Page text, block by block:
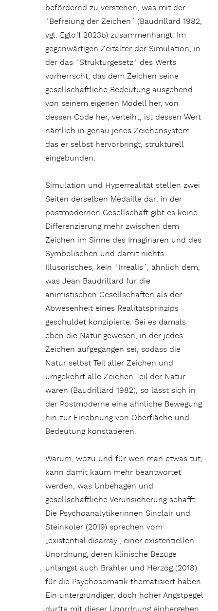
befördernd zu verstehen, was mit der
´Befreiung der Zeichen´ (Baudrillard 1982,
vgl. Egloff 2023b) zusammenhängt. Im
gegenwärtigen Zeitalter der Simulation, in
der das ´Strukturgesetz´ des Werts
vorherrscht, das dem Zeichen seine
gesellschaftliche Bedeutung ausgehend
von seinem eigenen Modell her, von
dessen Code her, verleiht, ist dessen Wert
nämlich in genau jenes Zeichensystem,
das er selbst hervorbringt, strukturell
eingebunden.
Simulation und Hyperrealität stellen zwei
Seiten derselben Medaille dar: in der
postmodernen Gesellschaft gibt es keine
Differenzierung mehr zwischen dem
Zeichen im Sinne des Imaginären und des
Symbolischen und damit nichts
Illusorisches, kein ´Irrealis´, ähnlich dem,
was Jean Baudrillard für die
animistischen Gesellschaften als der
Abwesenheit eines Realitätsprinzips
geschuldet konzipierte. Sei es damals
eben die Natur gewesen, in der jedes
Zeichen aufgegangen sei, sodass die
Natur selbst Teil aller Zeichen und
umgekehrt alle Zeichen Teil der Natur
waren (Baudrillard 1982), so lässt sich in
der Postmoderne eine ähnliche Bewegung
hin zur Einebnung von Oberfläche und
Bedeutung konstatieren.
Warum, wozu und für wen man etwas tut,
kann damit kaum mehr beantwortet
werden, was Unbehagen und
gesellschaftliche Verunsicherung schafft.
Die Psychoanalytikerinnen Sinclair und
Steinkoler (2019) sprechen vom
„existential disarray“, einer existentiellen
Unordnung, deren klinische Bezüge
unlängst auch Brähler und Herzog (2018)
für die Psychosomatik thematisiert haben.
Ein untergründiger, doch hoher Angstpegel